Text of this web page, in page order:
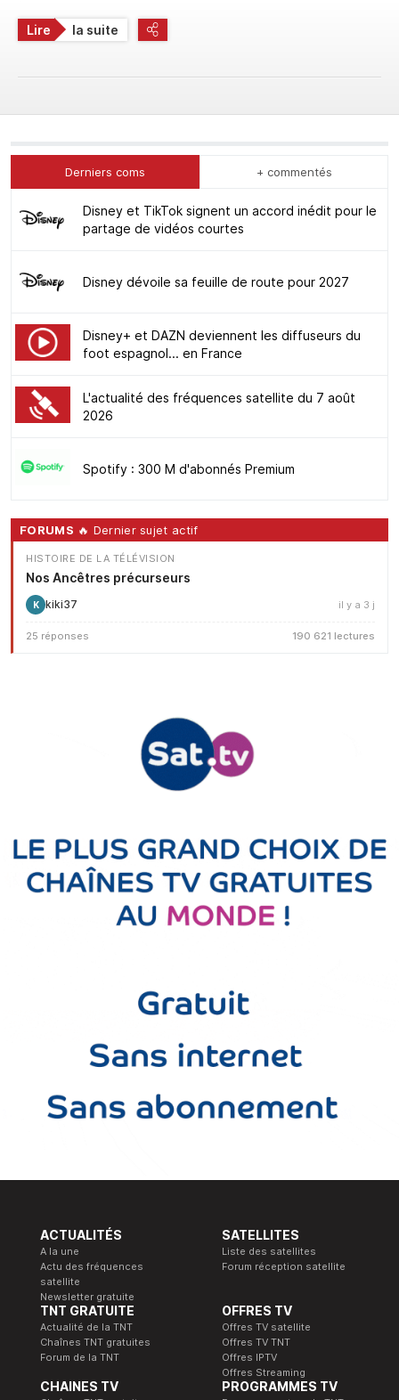
Lire la suite
Derniers coms + commentés
Disney et TikTok signent un accord inédit pour le
partage de vidéos courtes
Disney dévoile sa feuille de route pour 2027
Disney+ et DAZN deviennent les diffuseurs du
foot espagnol... en France
L'actualité des fréquences satellite du 7 août
2026
Spotify : 300 M d'abonnés Premium
FORUMS 🔥 Dernier sujet actif
HISTOIRE DE LA TÉLÉVISION
Nos Ancêtres précurseurs
K kiki37 il y a 3 j
25 réponses 190 621 lectures
ACTUALITÉS
A la une
Actu des fréquences
satellite
Newsletter gratuite
SATELLITES
Liste des satellites
Forum réception satellite
TNT GRATUITE
Actualité de la TNT
Chaînes TNT gratuites
Forum de la TNT
OFFRES TV
Offres TV satellite
Offres TV TNT
Offres IPTV
Offres Streaming
CHAINES TV PROGRAMMES TV